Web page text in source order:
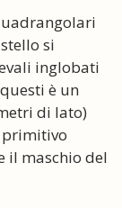
si
inglobati
è un
di lato)
primitivo
il maschio del